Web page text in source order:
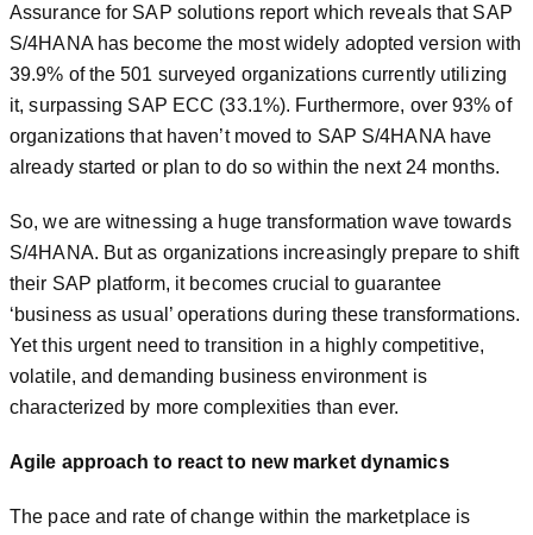
Assurance for SAP solutions report which reveals that SAP
S/4HANA has become the most widely adopted version with
39.9% of the 501 surveyed organizations currently utilizing
it, surpassing SAP ECC (33.1%). Furthermore, over 93% of
organizations that haven’t moved to SAP S/4HANA have
already started or plan to do so within the next 24 months.
So, we are witnessing a huge transformation wave towards
S/4HANA. But as organizations increasingly prepare to shift
their SAP platform, it becomes crucial to guarantee
‘business as usual’ operations during these transformations.
Yet this urgent need to transition in a highly competitive,
volatile, and demanding business environment is
characterized by more complexities than ever.
Agile approach to react to new market dynamics
The pace and rate of change within the marketplace is